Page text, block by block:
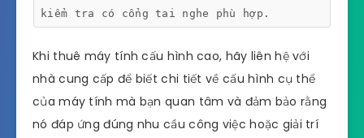
kiểm tra có cổng tai nghe phù hợp.
Khi thuê máy tính cấu hình cao, hãy liên hệ với
nhà cung cấp để biết chi tiết về cấu hình cụ thể
của máy tính mà bạn quan tâm và đảm bảo rằng
nó đáp ứng đúng nhu cầu công việc hoặc giải trí